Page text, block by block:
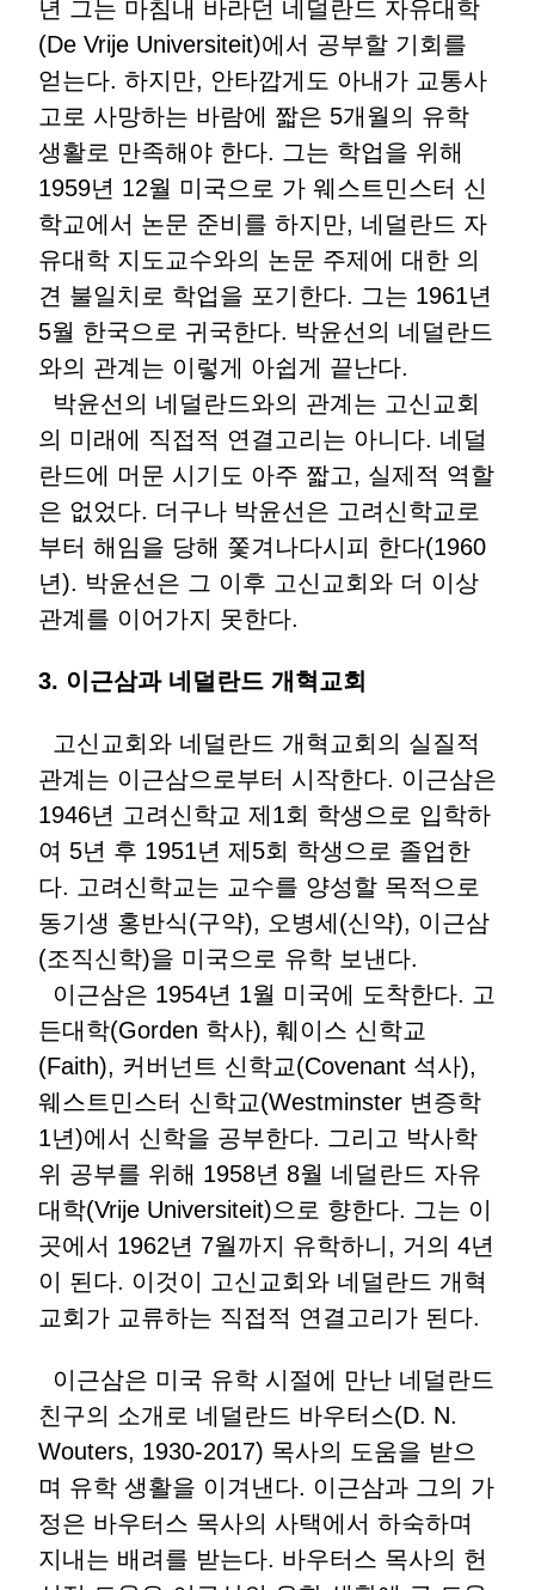
년 그는 마침내 바라던 네덜란드 자유대학
(De Vrije Universiteit)에서 공부할 기회를
얻는다. 하지만, 안타깝게도 아내가 교통사
고로 사망하는 바람에 짧은 5개월의 유학
생활로 만족해야 한다. 그는 학업을 위해
1959년 12월 미국으로 가 웨스트민스터 신
학교에서 논문 준비를 하지만, 네덜란드 자
유대학 지도교수와의 논문 주제에 대한 의
견 불일치로 학업을 포기한다. 그는 1961년
5월 한국으로 귀국한다. 박윤선의 네덜란드
와의 관계는 이렇게 아쉽게 끝난다.
박윤선의 네덜란드와의 관계는 고신교회
의 미래에 직접적 연결고리는 아니다. 네덜
란드에 머문 시기도 아주 짧고, 실제적 역할
은 없었다. 더구나 박윤선은 고려신학교로
부터 해임을 당해 쫓겨나다시피 한다(1960
년). 박윤선은 그 이후 고신교회와 더 이상
관계를 이어가지 못한다.
3. 이근삼과 네덜란드 개혁교회
고신교회와 네덜란드 개혁교회의 실질적
관계는 이근삼으로부터 시작한다. 이근삼은
1946년 고려신학교 제1회 학생으로 입학하
여 5년 후 1951년 제5회 학생으로 졸업한
다. 고려신학교는 교수를 양성할 목적으로
동기생 홍반식(구약), 오병세(신약), 이근삼
(조직신학)을 미국으로 유학 보낸다.
이근삼은 1954년 1월 미국에 도착한다. 고
든대학(Gorden 학사), 훼이스 신학교
(Faith), 커버넌트 신학교(Covenant 석사),
웨스트민스터 신학교(Westminster 변증학
1년)에서 신학을 공부한다. 그리고 박사학
위 공부를 위해 1958년 8월 네덜란드 자유
대학(Vrije Universiteit)으로 향한다. 그는 이
곳에서 1962년 7월까지 유학하니, 거의 4년
이 된다. 이것이 고신교회와 네덜란드 개혁
교회가 교류하는 직접적 연결고리가 된다.
이근삼은 미국 유학 시절에 만난 네덜란드
친구의 소개로 네덜란드 바우터스(D. N.
Wouters, 1930-2017) 목사의 도움을 받으
며 유학 생활을 이겨낸다. 이근삼과 그의 가
정은 바우터스 목사의 사택에서 하숙하며
지내는 배려를 받는다. 바우터스 목사의 헌